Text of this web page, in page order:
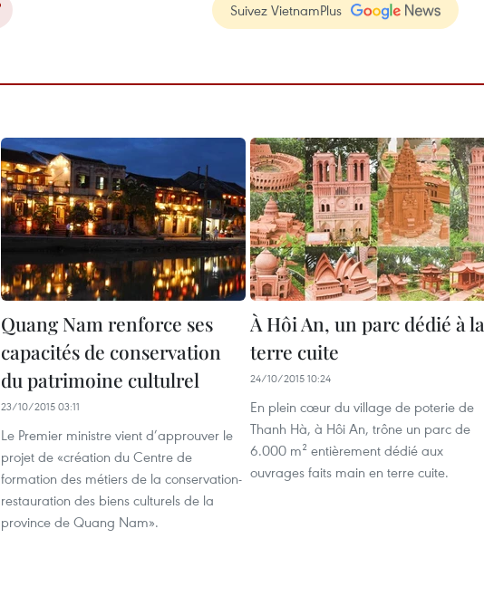
Suivez VietnamPlus
Quang Nam renforce ses
capacités de conservation
du patrimoine cultulrel
23/10/2015 03:11
Le Premier ministre vient d’approuver le
projet de «création du Centre de
formation des métiers de la conservation-
restauration des biens culturels de la
province de Quang Nam».
À Hôi An, un parc dédié à la
terre cuite
24/10/2015 10:24
En plein cœur du village de poterie de
Thanh Hà, à Hôi An, trône un parc de
6.000 m² entièrement dédié aux
ouvrages faits main en terre cuite.